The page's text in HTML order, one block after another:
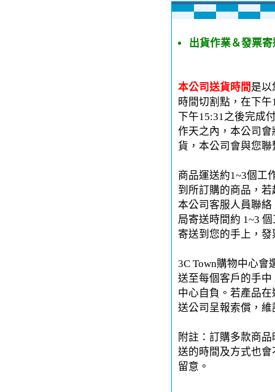
出貨作業＆發票寄
本公司送貨時間 是以
時間切割點，在下
下午15:31之後完成
作天之內，本公司
貨，本公司會與您
商品運送約1~3個工
到所訂購的商品，
本公司客服人員聯
局寄送時間約 1~3
寄送到您的手上，
3C Town購物中心
送至每個客戶的手中
中心自負。若產品
送公司呈報索償，
附註：訂購多款商
送的時間及方式也
留意。